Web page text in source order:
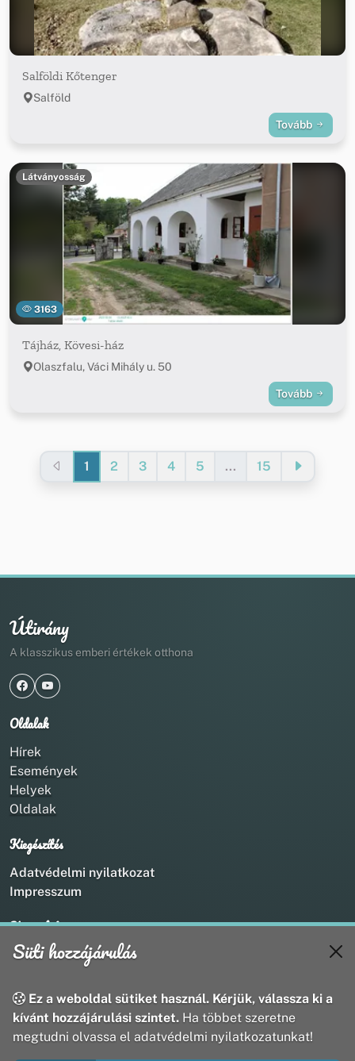
Salföldi Kőtenger
Salföld
Tovább
3163
Látványosság
Tájház, Kövesi-ház
Olaszfalu, Váci Mihály u. 50
Tovább
1 2 3 4 5 ... 15
Útirány
A klasszikus emberi értékek otthona
Oldalak
Hírek
Események
Helyek
Oldalak
Kiegészítés
Adatvédelmi nyilatkozat
Impresszum
Kapcsolat
+36 20 211 1888
webmaster@utirany.hu
8419 Csesznek, Vasút u.18.
Süti hozzájárulás
Ez a weboldal sütiket használ. Kérjük, válassza ki a
kívánt hozzájárulási szintet. Ha többet szeretne
megtudni olvassa el adatvédelmi nyilatkozatunkat!